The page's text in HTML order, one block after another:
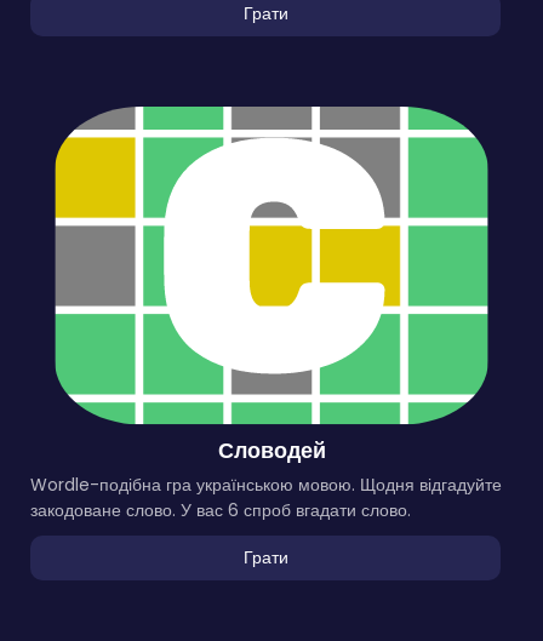
Грати
Словодей
Wordle-подібна гра українською мовою. Щодня відгадуйте
закодоване слово. У вас 6 спроб вгадати слово.
Грати